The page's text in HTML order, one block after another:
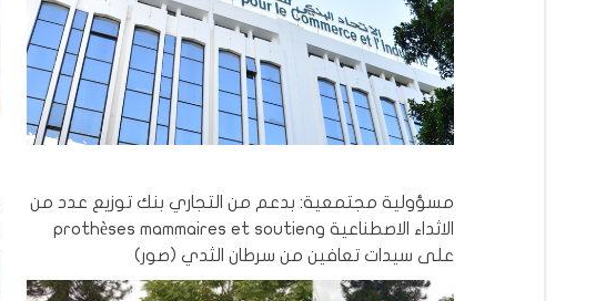
مسؤولية مجتمعية: بدعم من التجاري بنك توزيع عدد من
الاثداء الاصطناعية وprothèses mammaires et soutien
على سيدات تعافين من سرطان الثدي (صور)